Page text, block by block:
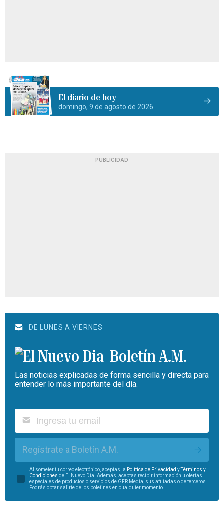
El diario de hoy
domingo, 9 de agosto de 2026
PUBLICIDAD
DE LUNES A VIERNES
Boletín A.M.
Las noticias explicadas de forma sencilla y directa para
entender lo más importante del día.
Regístrate a Boletín A.M.
Al someter tu correo electrónico, aceptas la Política de Privacidad yTérminos y
Condiciones de El Nuevo Día. Además, aceptas recibir información u ofertas
especiales de productos o servicios de GFR Media, sus afiliadas o de terceros.
Podrás optar salirte de los boletines en cualquier momento.